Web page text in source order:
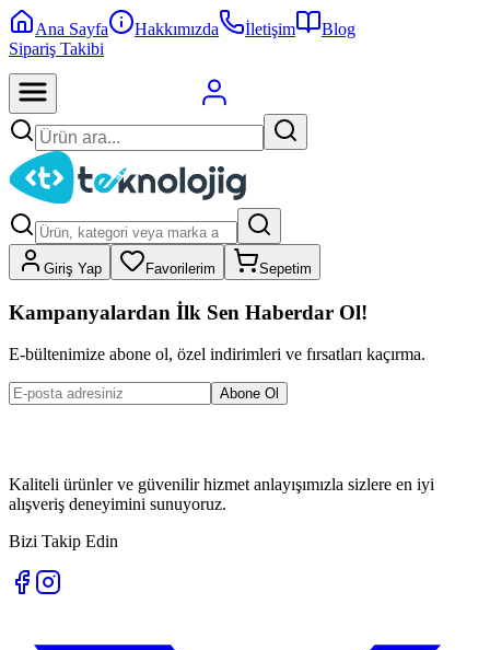
Ana Sayfa Hakkımızda İletişim
Blog
Sipariş Takibi
Giriş Yap Favorilerim Sepetim
Kampanyalardan İlk Sen Haberdar Ol!
E-bültenimize abone ol, özel indirimleri ve fırsatları kaçırma.
Abone Ol
Kaliteli ürünler ve güvenilir hizmet anlayışımızla sizlere en iyi
alışveriş deneyimini sunuyoruz.
Bizi Takip Edin